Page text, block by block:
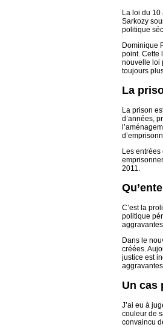
La loi du
Sarkozy
politique
Dominique
point. Cette
nouvelle loi
toujours
La
La prison
d’années,
Les
2011.
C’est la
politique
Dans le
créées.
justice est
Un cas
J’ai eu à
couleur de
convaincu